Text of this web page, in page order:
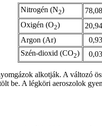
Nitrogén (N2)
Oxigén (O2)
Argon (Ar)
Szén-dioxid (CO2)
alkotják. A
be. A légköri aeroszolok